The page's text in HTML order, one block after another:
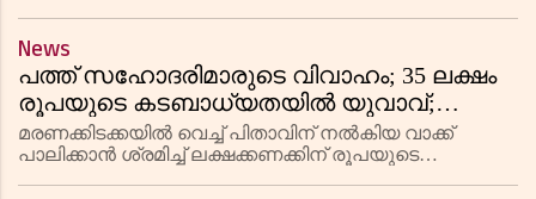
വ്യക്തമാക്കുന്നു. പുകവലി, മദ്യപാനം എന്നീ രണ്ട്
ശീലങ
News
പത്ത് സഹോദരിമാരുടെ വിവാഹം; 35 ലക്ഷം
രൂപയുടെ കടബാധ്യതയിൽ യുവാവ്;
നൊമ്പരമായി മാറി വൈറൽ വീഡിയോ
മരണക്കിടക്കയിൽ വെച്ച് പിതാവിന് നൽകിയ വാക്ക്
പാലിക്കാൻ ശ്രമിച്ച് ലക്ഷക്കണക്കിന് രൂപയുടെ